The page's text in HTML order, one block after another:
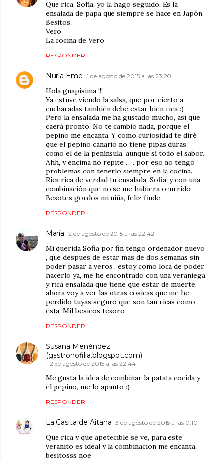
Que rica, Sofía, yo la hago seguido. Es la
ensalada de papa que siempre se hace en Japón.
Besitos,
Vero
La cocina de Vero
RESPONDER
Nuria Eme 1 de agosto de 2015 a las 23:20
Hola guapísima !!!
Ya estuve viendo la salsa, que por cierto a
cucharadas también debe estar bien rica :)
Pero la ensalada me ha gustado mucho, así que
caerá pronto. No te cambio nada, porque el
pepino me encanta. Y como curiosidad te diré
que el pepino canario no tiene pipas duras
como el de la península, aunque sí todo el sabor.
Ahh, y encima no repite . . . por eso no tengo
problemas con tenerlo siempre en la cocina.
Rica rica de verdad tu ensalada, Sofia, y con una
combinación que no se me hubiera ocurrido-
Besotes gordos mi niña, feliz finde.
RESPONDER
María 2 de agosto de 2015 a las 22:42
Mi querida Sofia por fin tengo ordenador nuevo
, que despues de estar mas de dos semanas sin
poder pasar a veros , estoy como loca de poder
hacerlo ya, me he encontrado con una veraniega
y rica ensalada que tiene que estar de muerte,
ahora voy a ver las otras cosicas que me he
perdido tuyas seguro que son tan ricas como
esta. Mil besicos tesoro
RESPONDER
Susana Menéndez
(gastronofilia.blogspot.com)
2 de agosto de 2015 a las 22:44
Me gusta la idea de combinar la patata cocida y
el pepino, me lo apunto :)
RESPONDER
La Casita de Aitana 3 de agosto de 2015 a las 0:10
Que rica y que apetecible se ve, para este
veranito es ideal y la combinacion me encanta,
besitosss noe